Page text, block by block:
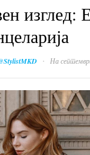
изглед:
· На